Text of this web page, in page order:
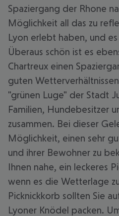
Spaziergang der Rhone
Möglichkeit all das zu
Lyon erlebt haben, und
Überaus schön ist es
Chartreux einen
guten
"grünen Luge" der Stadt
Familien, Hundebesitzer
zusammen. Bei dieser
Möglichkeit, einen sehr
und ihrer Bewohner zu
Ihnen nahe, ein leckeres
wenn es die Wetterlage
Picknickkorb sollten Sie
Lyoner Knödel packen.